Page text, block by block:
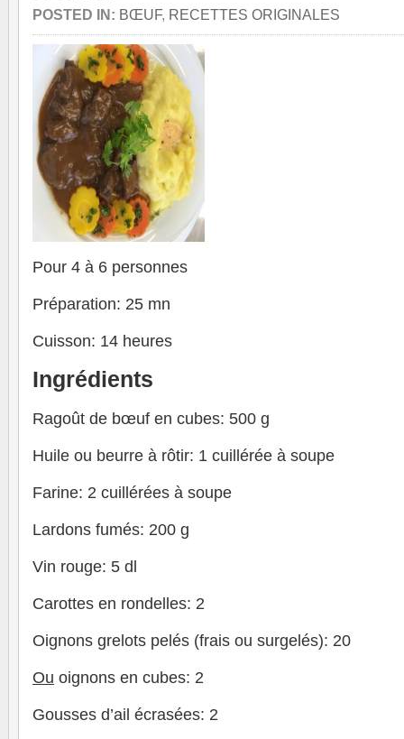
POSTED IN: BŒUF, RECETTES ORIGINALES
Pour 4 à 6 personnes
Préparation: 25 mn
Cuisson: 14 heures
Ingrédients
Ragoût de bœuf en cubes: 500 g
Huile ou beurre à rôtir: 1 cuillérée à soupe
Farine: 2 cuillérées à soupe
Lardons fumés: 200 g
Vin rouge: 5 dl
Carottes en rondelles: 2
Oignons grelots pelés (frais ou surgelés): 20
Ou oignons en cubes: 2
Gousses d’ail écrasées: 2